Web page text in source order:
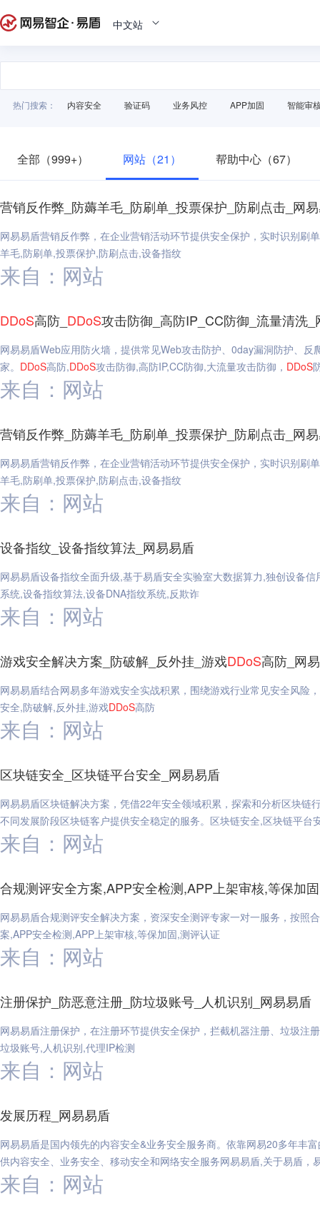
中文站
热门搜索： 内容安全 验证码 业务风控 APP加固 智能审
全部（999+） 网站（21） 帮助中心（67）
营销反作弊_防薅羊毛_防刷单_投票保护_防刷点击_网
网易易盾营销反作弊，在企业营销活动环节提供安全保护，实时识别刷
羊毛,防刷单,投票保护,防刷点击,设备指纹
来自：网站
DDoS高防_ DDoS攻击防御_高防IP_CC防御_流量清洗_
网易易盾Web应用防火墙，提供常见Web攻击防护、0day漏洞防护、
家。 DDoS高防,DDoS攻击防御,高防IP,CC防御,大流量攻击防御， DDoS
来自：网站
营销反作弊_防薅羊毛_防刷单_投票保护_防刷点击_网
网易易盾营销反作弊，在企业营销活动环节提供安全保护，实时识别刷
羊毛,防刷单,投票保护,防刷点击,设备指纹
来自：网站
设备指纹_设备指纹算法_网易易盾
网易易盾设备指纹全面升级,基于易盾安全实验室大数据算力,独创设备
系统,设备指纹算法,设备DNA指纹系统,反欺诈
来自：网站
游戏安全解决方案_防破解_反外挂_游戏DDoS高防_网
网易易盾结合网易多年游戏安全实战积累，围绕游戏行业常见安全风
安全,防破解,反外挂,游戏DDoS高防
来自：网站
区块链安全_区块链平台安全_网易易盾
网易易盾区块链解决方案，凭借22年安全领域积累，探索和分析区块
不同发展阶段区块链客户提供安全稳定的服务。区块链安全,区块链平台
来自：网站
合规测评安全方案,APP安全检测,APP上架审核,等保加
网易易盾合规测评安全解决方案，资深安全测评专家一对一服务，按照
案,APP安全检测,APP上架审核,等保加固,测评认证
来自：网站
注册保护_防恶意注册_防垃圾账号_人机识别_网易易盾
网易易盾注册保护，在注册环节提供安全保护，拦截机器注册、垃圾
垃圾账号,人机识别,代理IP检测
来自：网站
发展历程_网易易盾
网易易盾是国内领先的内容安全&业务安全服务商。依靠网易20多年丰
供内容安全、业务安全、移动安全和网络安全服务网易易盾,关于易盾，
来自：网站